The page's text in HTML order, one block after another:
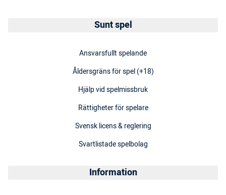
Sunt spel
Ansvarsfullt spelande
Åldersgräns för spel (+18)
Hjälp vid spelmissbruk
Rättigheter för spelare
Svensk licens & reglering
Svartlistade spelbolag
Information